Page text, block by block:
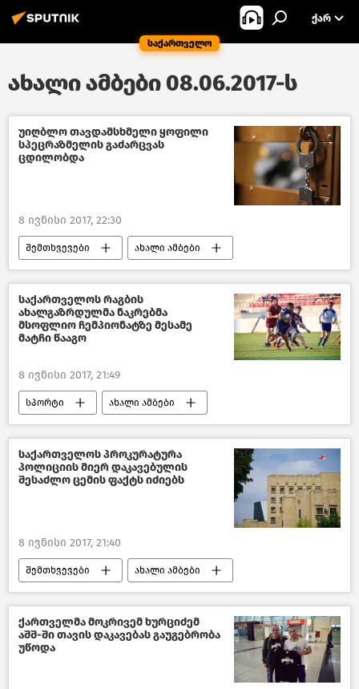
საქართველო
ᲥᲐᲠ
ახალი ამბები 08.06.2017-ს
უიღბლო თავდამსხმელი ყოფილი
სპეცრაზმელის გაძარცვას
ცდილობდა
8 ივნისი 2017, 22:30
შემთხვევები ახალი ამბები
საქართველო
საქართველოს რაგბის
ახალგაზრდულმა ნაკრებმა
მსოფლიო ჩემპიონატზე მესამე
მატჩი წააგო
8 ივნისი 2017, 21:49
სპორტი ახალი ამბები
საქართველო
საქართველოს პროკურატურა
პოლიციის მიერ დაკავებულის
შესაძლო ცემის ფაქტს იძიებს
8 ივნისი 2017, 21:40
შემთხვევები ახალი ამბები
საქართველო
ქართველმა მოკრივემ ხურციძემ
აშშ-ში თავის დაკავებას გაუგებრობა
უწოდა